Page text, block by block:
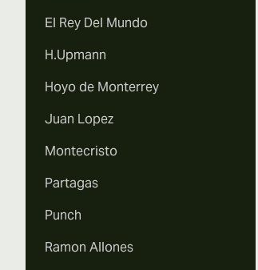
El Rey Del Mundo
H.Upmann
Hoyo de Monterrey
Juan Lopez
Montecristo
Partagas
Punch
Ramon Allones